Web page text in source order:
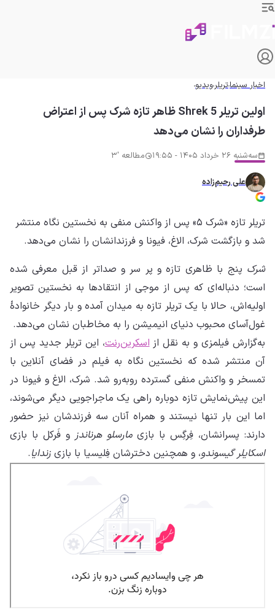
اخبار سینماتریلرویدیو
اولین تریلر Shrek 5 ظاهر تازه شرک پس از اعتراض
طرفداران را نشان می‌دهد
سه‌شنبه 26 خرداد 1405 - 19:55 مطالعه '3
علی رحیم‌زاده
تریلر تازه «شرک ۵» پس از واکنش منفی به نخستین نگاه منتشر
شد و بازگشت شرک، الاغ، فیونا و فرزندانشان را نشان می‌دهد.
شرک پنج با ظاهری تازه و پر سر و صداتر از قبل معرفی شده
است؛ دنباله‌ای که پس از موجی از انتقادها به نخستین تصویر
اولیه‌اش، حالا با یک تریلر تازه به میدان آمده و بار دیگر خانوادهٔ
غول‌آسای محبوب دنیای انیمیشن را به مخاطبان نشان می‌دهد.
به‌گزارش فیلمزی و به نقل ازاسکرین‌رنت، این تریلر جدید پس از
آن منتشر شده که نخستین نگاه به فیلم در فضای آنلاین با
تمسخر و واکنش منفی گسترده روبه‌رو شد. شرک، الاغ و فیونا در
این پیش‌نمایش تازه دوباره راهی یک ماجراجویی دیگر می‌شوند،
اما این بار تنها نیستند و همراه آنان سه فرزندشان نیز حضور
دارند: پسرانشان، فِرگِس با بازیمارسلو هرناندز و فَرکل با بازی
اسکایلر گیسوندو، و همچنین دخترشان فِلیسیا با بازی زندایا.